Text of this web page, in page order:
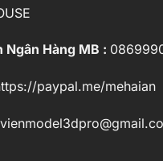
Ngân Hàng MB :
paypal.me/mehaian